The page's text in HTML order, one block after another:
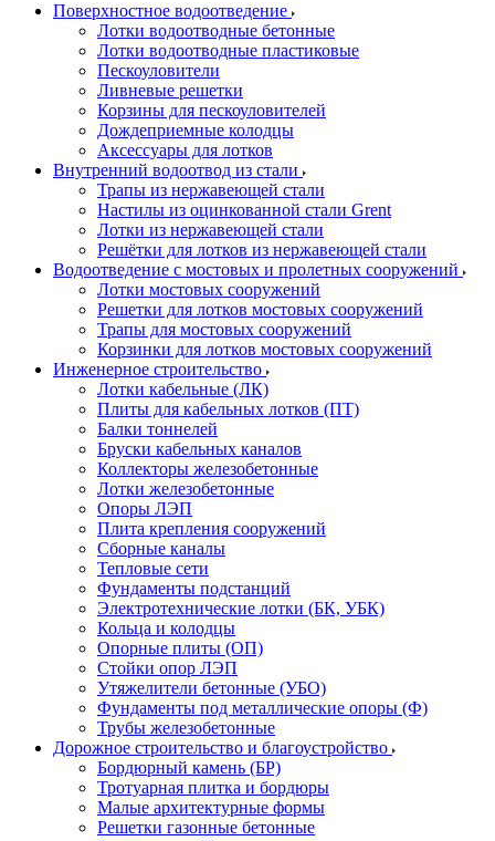
Поверхностное водоотведение
Лотки водоотводные бетонные
Лотки водоотводные пластиковые
Пескоуловители
Ливневые решетки
Корзины для пескоуловителей
Дождеприемные колодцы
Аксессуары для лотков
Внутренний водоотвод из стали
Трапы из нержавеющей стали
Настилы из оцинкованной стали Grent
Лотки из нержавеющей стали
Решётки для лотков из нержавеющей стали
Водоотведение с мостовых и пролетных сооружений
Лотки мостовых сооружений
Решетки для лотков мостовых сооружений
Трапы для мостовых сооружений
Корзинки для лотков мостовых сооружений
Инженерное строительство
Лотки кабельные (ЛК)
Плиты для кабельных лотков (ПТ)
Балки тоннелей
Бруски кабельных каналов
Коллекторы железобетонные
Лотки железобетонные
Опоры ЛЭП
Плита крепления сооружений
Сборные каналы
Тепловые сети
Фундаменты подстанций
Электротехнические лотки (БК, УБК)
Кольца и колодцы
Опорные плиты (ОП)
Стойки опор ЛЭП
Утяжелители бетонные (УБО)
Фундаменты под металлические опоры (Ф)
Трубы железобетонные
Дорожное строительство и благоустройство
Бордюрный камень (БР)
Тротуарная плитка и бордюры
Малые архитектурные формы
Решетки газонные бетонные